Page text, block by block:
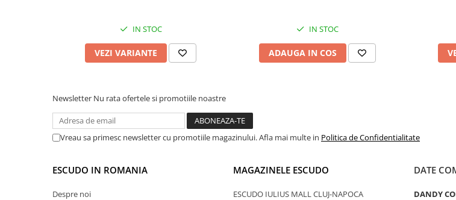
IN STOC
VEZI VARIANTE
IN STOC
ADAUGA IN COS
Newsletter Nu rata ofertele si promotiile noastre
Vreau sa primesc newsletter cu promotiile magazinului. Afla mai multe in Politica de Confidentialitate
ESCUDO IN ROMANIA
Despre noi
MAGAZINELE ESCUDO
ESCUDO IULIUS MALL CLUJ-NAPOCA
DATE
DANDY